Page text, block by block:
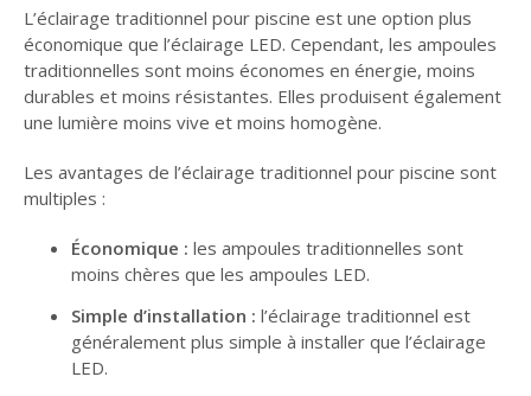
L’éclairage traditionnel pour piscine est une option plus
économique que l’éclairage LED. Cependant, les ampoules
traditionnelles sont moins économes en énergie, moins
durables et moins résistantes. Elles produisent également
une lumière moins vive et moins homogène.
Les avantages de l’éclairage traditionnel pour piscine sont
multiples :
Économique : les ampoules traditionnelles sont
moins chères que les ampoules LED.
Simple d’installation : l’éclairage traditionnel est
généralement plus simple à installer que l’éclairage
LED.